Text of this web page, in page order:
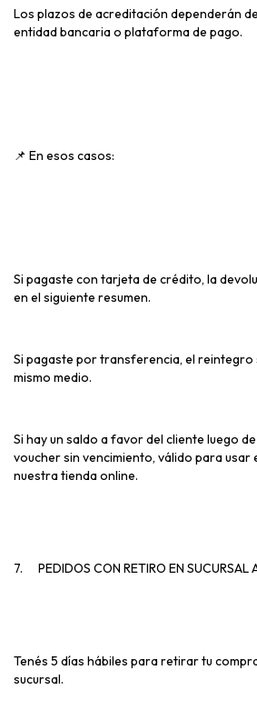
Los plazos de acreditación dependerán
entidad bancaria o plataforma de pago.
📌 En esos casos:
Si pagaste con tarjeta de crédito, la
en el siguiente resumen.
Si pagaste por transferencia, el reintegro
mismo medio.
Si hay un saldo a favor del cliente luego
voucher sin vencimiento, válido para usar
nuestra tienda online.
7. PEDIDOS CON RETIRO EN SUCURSAL
Tenés 5 días hábiles para retirar tu
sucursal.